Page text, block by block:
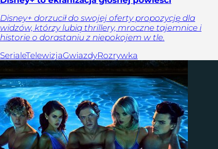
Disney+ dorzucił do swojej oferty propozycję dla
widzów, którzy lubią thrillery, mroczne tajemnice i
historie o dorastaniu z niepokojem w tle.
SerialeTelewizjaGwiazdyRozrywka